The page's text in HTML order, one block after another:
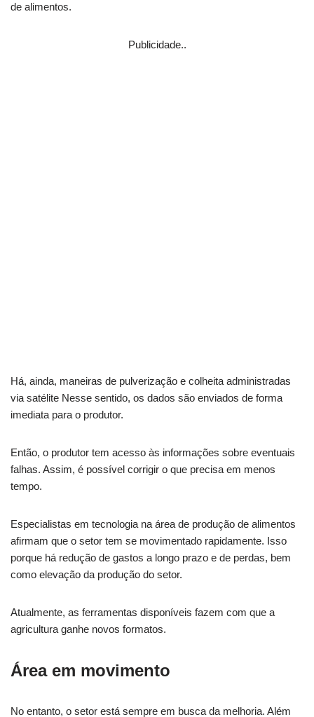
de alimentos.
Publicidade..
Há, ainda, maneiras de pulverização e colheita administradas
via satélite Nesse sentido, os dados são enviados de forma
imediata para o produtor.
Então, o produtor tem acesso às informações sobre eventuais
falhas. Assim, é possível corrigir o que precisa em menos
tempo.
Especialistas em tecnologia na área de produção de alimentos
afirmam que o setor tem se movimentado rapidamente. Isso
porque há redução de gastos a longo prazo e de perdas, bem
como elevação da produção do setor.
Atualmente, as ferramentas disponíveis fazem com que a
agricultura ganhe novos formatos.
Área em movimento
No entanto, o setor está sempre em busca da melhoria. Além